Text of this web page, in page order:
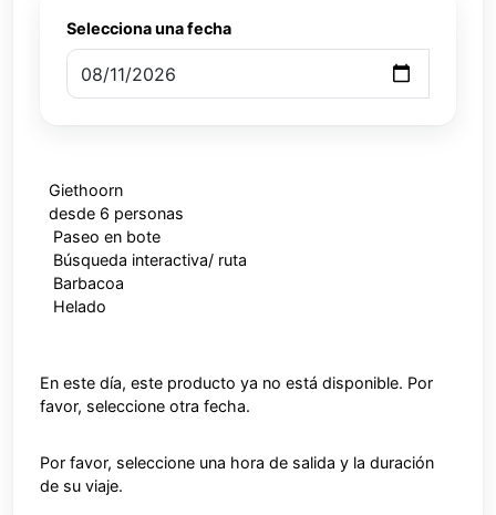
Selecciona una fecha
Giethoorn
desde 6 personas
Paseo en bote
Búsqueda interactiva/ ruta
Barbacoa
Helado
En este día, este producto ya no está disponible. Por
favor, seleccione otra fecha.
Por favor, seleccione una hora de salida y la duración
de su viaje.